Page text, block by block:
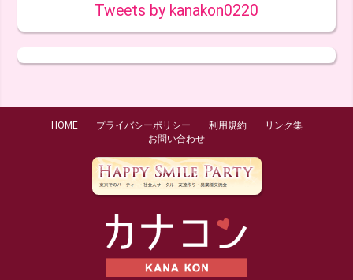
Tweets by kanakon0220
HOME プライバシーポリシー 利用規約
リンク集
お問い合わせ